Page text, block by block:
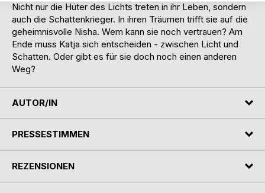
Nicht nur die Hüter des Lichts treten in ihr Leben, sondern
auch die Schattenkrieger. In ihren Träumen trifft sie auf die
geheimnisvolle Nisha. Wem kann sie noch vertrauen? Am
Ende muss Katja sich entscheiden - zwischen Licht und
Schatten. Oder gibt es für sie doch noch einen anderen
Weg?
AUTOR/IN
PRESSESTIMMEN
REZENSIONEN